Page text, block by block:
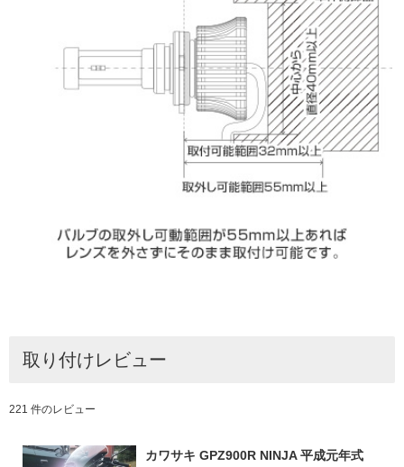
取り付けレビュー
221 件のレビュー
カワサキ GPZ900R NINJA 平成元年式